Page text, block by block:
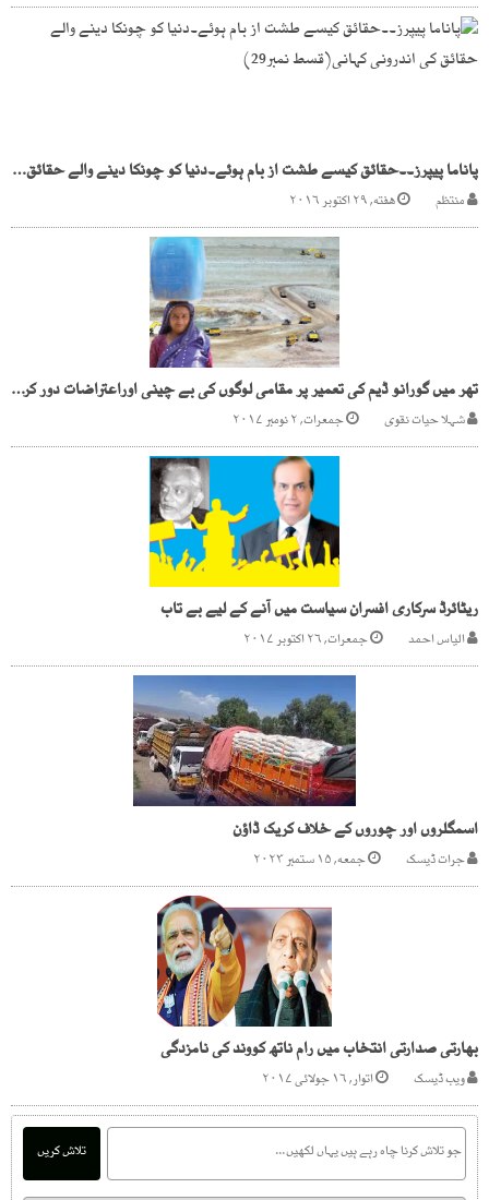
پاناما پیپرز۔۔حقائق کیسے طشت از بام ہوئے۔دنیا کو چونکا دینے والے حقائق کی اندرونی کہانی(قسط نمبر29)
منتظم هفته, ۲۹ اکتوبر ۲۰۱۶
تھر میں گورانو ڈیم کی تعمیر پر مقامی لوگوں کی بے چینی اوراعتراضات دور کرنے کی ضرورت
شہلا حیات نقوی جمعرات, ۲ نومبر ۲۰۱۷
ریٹائرڈ سرکاری افسران سیاست میں آنے کے لیے بے تاب
الیاس احمد جمعرات, ۲۶ اکتوبر ۲۰۱۷
اسمگلروں اور چوروں کے خلاف کریک ڈاؤن
جرات ڈیسک جمعه, ۱۵ ستمبر ۲۰۲۳
بھارتی صدارتی انتخاب میں رام ناتھ کووند کی نامزدگی
ویب ڈیسک اتوار, ۱۶ جولائی ۲۰۱۷
تلاش کریں